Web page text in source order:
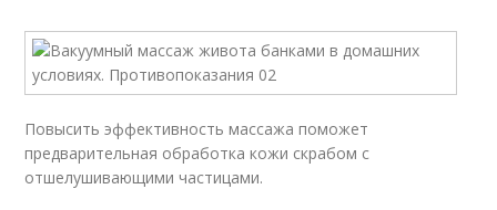
Повысить эффективность массажа поможет
предварительная обработка кожи скрабом с
отшелушивающими частицами.